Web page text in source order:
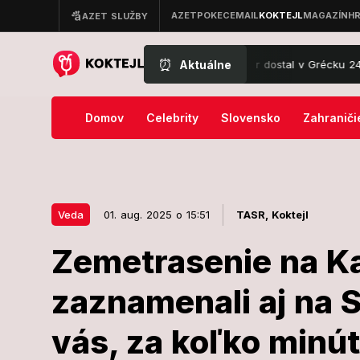
⏰ Aktuálne
to za volantom aj vy? Aleksandar dostal v Grécku 240 €
Domov Celebrity Slovensko
Veda 01. aug. 2025 o 15:51 TASR, Koktejl
Zemetrasenie na
zaznamenali aj na
vás, za koľko